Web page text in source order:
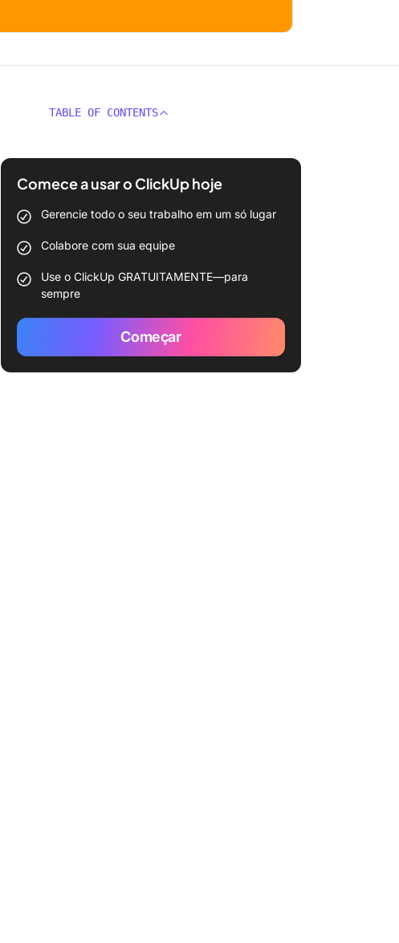
TABLE OF CONTENTS
Comece a usar o ClickUp hoje
Gerencie todo o seu trabalho em um só lugar
Colabore com sua equipe
Use o ClickUp GRATUITAMENTE—para
sempre
Começar